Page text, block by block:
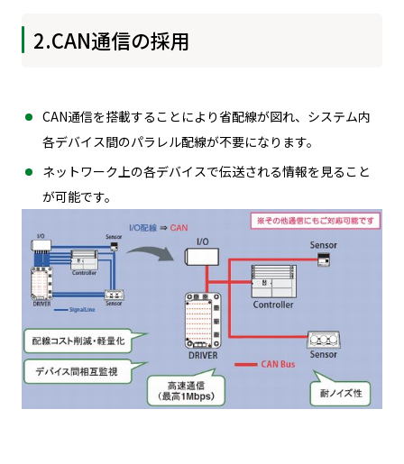
2.CAN通信の採用
CAN通信を搭載することにより省配線が図れ、システム内
各デバイス間のパラレル配線が不要になります。
ネットワーク上の各デバイスで伝送される情報を見ること
が可能です。